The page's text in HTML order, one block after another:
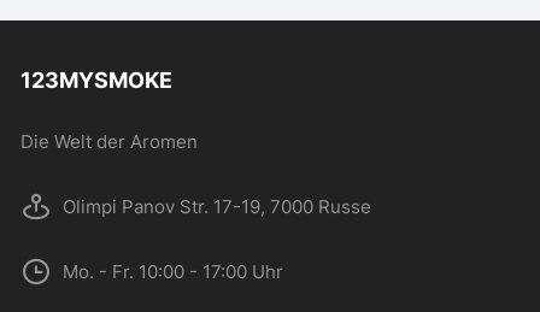
123MYSMOKE
Die Welt der Aromen
Olimpi Panov Str. 17-19, 7000 Russe
Mo. - Fr. 10:00 - 17:00 Uhr